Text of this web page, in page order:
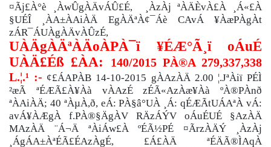
¤Ãj£À°è ¸ÀwÛgÀÄvÁÛ£É,
¸ÀzÀj ªÀÄÈvÀ£À ¸Á«£À
§UÉÎ ¸ÀA±ÀAiÀÄ EgÀÄªÀ¢¯Áè CAvÁ ¥ÀæPÀgÀt
zÁR¯ÁUÀgÀÄvÀÛzÉ,
UÀÄgÀÄªÀÄoÀPÀ¯ï ¥ÉÆ°Ã¸ï oÁuÉ
UÀÄ£Éß £ÀA:
140/2015 PÀ®A 279,337,338
L.¦.¹ :- ¢£ÁAPÀB 14-10-2015 gÀAzÀÄ 2.00 ¦.JªÀiï PÉÌ
²æÃ ªÉÆÃ£À¥Àà vÀAzÉ zÉÃ«AzÀæ¥Àà ºÀ®PÀnð
ªÀAiÀÄ; 40 ªÀµÀ,ð, eÁ: PÀ§â°UÀ ¸Á: qÉÆÃtUÁAªÀ vÁ:
avÁ¥ÀÆgÀ f.PÀ®§ÄgÀV RÄzÁÝV oÁuÉUÉ §AzÀÄ
MAzÀÄ ¨Á¬Ä ªÀiÁw£À ºÉÃ½PÉ ¤ÃrzÀÄÝ ¸ÀzÀj
¸ÁgÁA±ÀªÉÃ£ÉAzÀgÉ, £Á£ÀÄ ªÉÄÃ®ÌAqÀ